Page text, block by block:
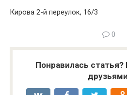
Кирова 2-й переулок, 16/3
0
Понравилась